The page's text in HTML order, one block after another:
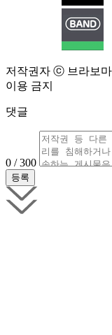
저작권자 ⓒ 브라보
이용 금지
댓글
0 / 300